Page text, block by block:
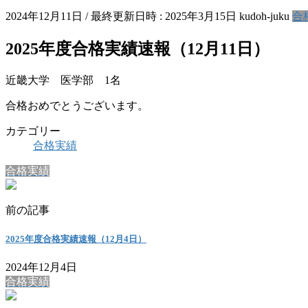
2024年12月11日 / 最終更新日時 : 2025年3月15日 kudoh-juku 合
2025年度合格実績速報（12月11日）
近畿大学 医学部 1名
合格おめでとうございます。
カテゴリー
合格実績
合格実績
前の記事
2025年度合格実績速報（12月4日）
2024年12月4日
合格実績